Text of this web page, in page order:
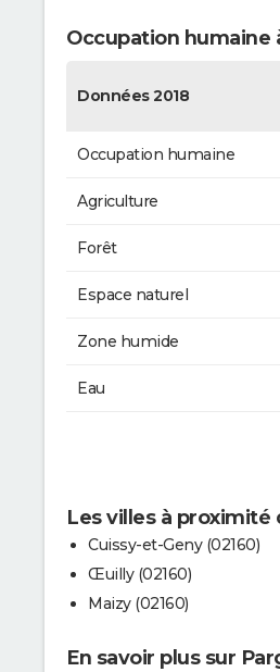
Occupation humaine
Données 2018
Occupation humaine
Agriculture
Forêt
Espace naturel
Zone humide
Eau
Les villes à proximité
Cuissy-et-Geny (02160)
Œuilly (02160)
Maizy (02160)
En savoir plus sur